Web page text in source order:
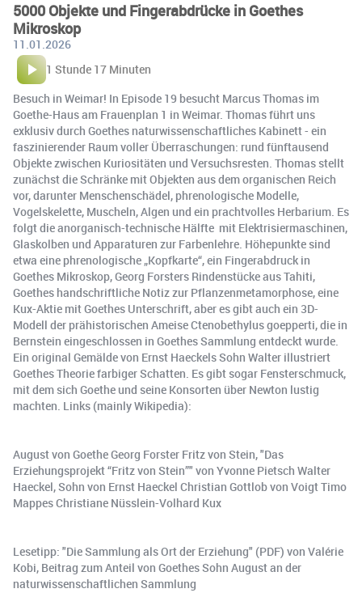
5000 Objekte und Fingerabdrücke in Goethes
Mikroskop
11.01.2026
1 Stunde 17 Minuten
Besuch in Weimar! In Episode 19 besucht Marcus Thomas im
Goethe-Haus am Frauenplan 1 in Weimar. Thomas führt uns
exklusiv durch Goethes naturwissenschaftliches Kabinett - ein
faszinierender Raum voller Überraschungen: rund fünftausend
Objekte zwischen Kuriositäten und Versuchsresten. Thomas stellt
zunächst die Schränke mit Objekten aus dem organischen Reich
vor, darunter Menschenschädel, phrenologische Modelle,
Vogelskelette, Muscheln, Algen und ein prachtvolles Herbarium. Es
folgt die anorganisch-technische Hälfte mit Elektrisiermaschinen,
Glaskolben und Apparaturen zur Farbenlehre. Höhepunkte sind
etwa eine phrenologische „Kopfkarte“, ein Fingerabdruck in
Goethes Mikroskop, Georg Forsters Rindenstücke aus Tahiti,
Goethes handschriftliche Notiz zur Pflanzenmetamorphose, eine
Kux-Aktie mit Goethes Unterschrift, aber es gibt auch ein 3D-
Modell der prähistorischen Ameise Ctenobethylus goepperti, die in
Bernstein eingeschlossen in Goethes Sammlung entdeckt wurde.
Ein original Gemälde von Ernst Haeckels Sohn Walter illustriert
Goethes Theorie farbiger Schatten. Es gibt sogar Fensterschmuck,
mit dem sich Goethe und seine Konsorten über Newton lustig
machten. Links (mainly Wikipedia):
August von Goethe Georg Forster Fritz von Stein, "Das
Erziehungsprojekt “Fritz von Stein”" von Yvonne Pietsch Walter
Haeckel, Sohn von Ernst Haeckel Christian Gottlob von Voigt Timo
Mappes Christiane Nüsslein-Volhard Kux
Lesetipp: "Die Sammlung als Ort der Erziehung" (PDF) von Valérie
Kobi, Beitrag zum Anteil von Goethes Sohn August an der
naturwissenschaftlichen Sammlung